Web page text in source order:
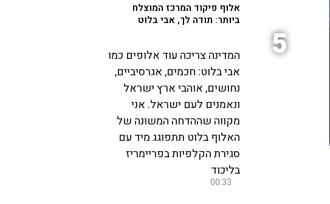
5
אלוף פיקוד המרכז המוצלח
ביותר: תודה לך, אבי בלוט
המדינה צריכה עוד אלופים כמו
אבי בלוט: חכמים, אגרסיביים,
נחושים, אוהבי ארץ ישראל
ונאמנים לעם ישראל. אני
מקווה שההדחה המשונה של
האלוף בלוט תתפוגג מיד עם
סגירת הקלפיות בפריימריז
בליכוד
00:33